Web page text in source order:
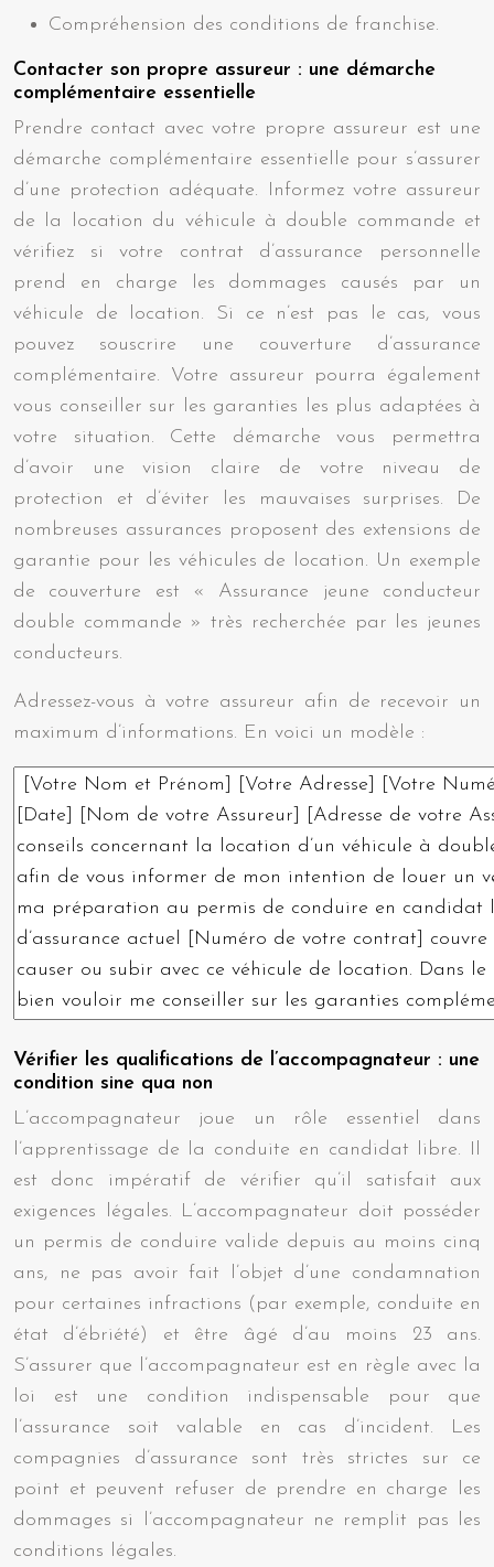
Compréhension des conditions de franchise.
Contacter son propre assureur : une démarche
complémentaire essentielle
Prendre contact avec votre propre assureur est une
démarche complémentaire essentielle pour s’assurer
d’une protection adéquate. Informez votre assureur
de la location du véhicule à double commande et
vérifiez si votre contrat d’assurance personnelle
prend en charge les dommages causés par un
véhicule de location. Si ce n’est pas le cas, vous
pouvez souscrire une couverture d’assurance
complémentaire. Votre assureur pourra également
vous conseiller sur les garanties les plus adaptées à
votre situation. Cette démarche vous permettra
d’avoir une vision claire de votre niveau de
protection et d’éviter les mauvaises surprises. De
nombreuses assurances proposent des extensions de
garantie pour les véhicules de location. Un exemple
de couverture est « Assurance jeune conducteur
double commande » très recherchée par les jeunes
conducteurs.
Adressez-vous à votre assureur afin de recevoir un
maximum d’informations. En voici un modèle :
Vérifier les qualifications de l’accompagnateur : une
condition sine qua non
L’accompagnateur joue un rôle essentiel dans
l’apprentissage de la conduite en candidat libre. Il
est donc impératif de vérifier qu’il satisfait aux
exigences légales. L’accompagnateur doit posséder
un permis de conduire valide depuis au moins cinq
ans, ne pas avoir fait l’objet d’une condamnation
pour certaines infractions (par exemple, conduite en
état d’ébriété) et être âgé d’au moins 23 ans.
S’assurer que l’accompagnateur est en règle avec la
loi est une condition indispensable pour que
l’assurance soit valable en cas d’incident. Les
compagnies d’assurance sont très strictes sur ce
point et peuvent refuser de prendre en charge les
dommages si l’accompagnateur ne remplit pas les
conditions légales.